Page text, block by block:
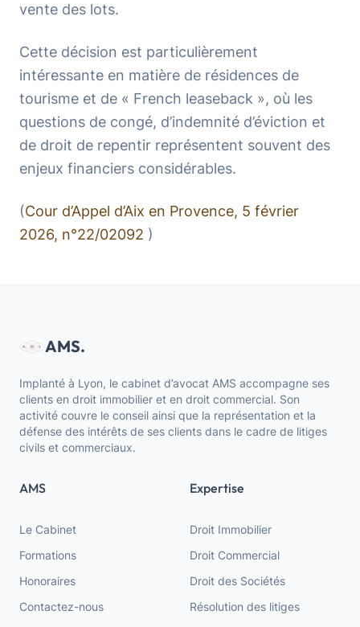
vente des lots.
Cette décision est particulièrement
intéressante en matière de résidences de
tourisme et de « French leaseback », où les
questions de congé, d’indemnité d’éviction et
de droit de repentir représentent souvent des
enjeux financiers considérables.
(Cour d’Appel d’Aix en Provence, 5 février
2026, n°22/02092 )
AMS.
Implanté à Lyon, le cabinet d’avocat AMS accompagne ses
clients en droit immobilier et en droit commercial. Son
activité couvre le conseil ainsi que la représentation et la
défense des intérêts de ses clients dans le cadre de litiges
civils et commerciaux.
AMS
Le Cabinet
Formations
Honoraires
Contactez-nous
Expertise
Droit Immobilier
Droit Commercial
Droit des Sociétés
Résolution des litiges